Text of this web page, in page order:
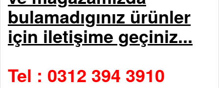
bulamadıgınız ürünler
için iletişime geçiniz...
Tel : 0312 394 3910